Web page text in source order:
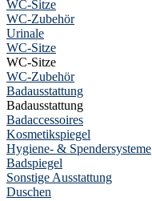
WC-Sitze
WC-Zubehör
Urinale
WC-Sitze
WC-Sitze
WC-Zubehör
Badausstattung
Badausstattung
Badaccessoires
Kosmetikspiegel
Hygiene- & Spendersysteme
Badspiegel
Sonstige Ausstattung
Duschen